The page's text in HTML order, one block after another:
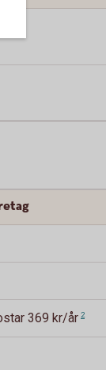
369 kr/år 2